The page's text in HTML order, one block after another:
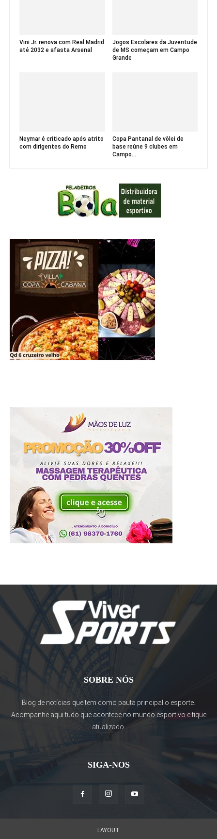
Vini Jr. renova com Real Madrid
até 2032 e afasta Arsenal
Jogos Escolares da Juventude
de MS começam em Campo
Grande
Neymar é criticado após atrito
com dirigentes do Remo
Copa Pantanal de vôlei de
base reúne 9 clubes em
Campo...
SOBRE NÓS
Blog de notícias que tem como pauta principal o esporte.
Acompanhe aqui tudo que acontece no mundo esportivo e fique
atualizado.
SIGA-NOS
LAYOUT